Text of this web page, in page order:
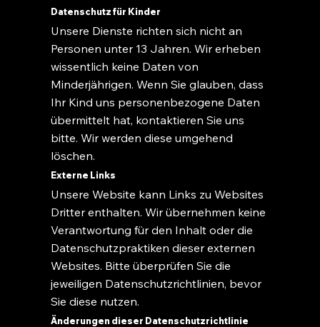
Datenschutz für Kinder
Unsere Dienste richten sich nicht an
Personen unter 13 Jahren. Wir erheben
wissentlich keine Daten von
Minderjährigen. Wenn Sie glauben, dass
Ihr Kind uns personenbezogene Daten
übermittelt hat, kontaktieren Sie uns
bitte. Wir werden diese umgehend
löschen.
Externe Links
Unsere Website kann Links zu Websites
Dritter enthalten. Wir übernehmen keine
Verantwortung für den Inhalt oder die
Datenschutzpraktiken dieser externen
Websites. Bitte überprüfen Sie die
jeweiligen Datenschutzrichtlinien, bevor
Sie diese nutzen.
Änderungen dieser Datenschutzrichtlinie